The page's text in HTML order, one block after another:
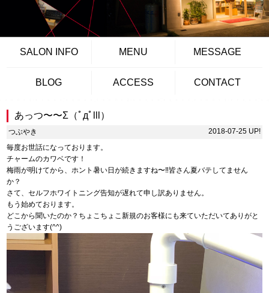
SALON INFO MENU MESSAGE
BLOG ACCESS CONTACT
あっつ〜〜Σ（ﾟдﾟlll）
つぶやき
2018-07-25 UP!
毎度お世話になっております。
チャームのカワベです！
梅雨が明けてから、ホント暑い日が続きますね〜‼︎皆さん夏バテしてません
か？
さて、セルフホワイトニング告知が遅れて申し訳ありません。
もう始めております。
どこから聞いたのか？ちょこちょこ新規のお客様にも来ていただいてありがと
うございます(^^)